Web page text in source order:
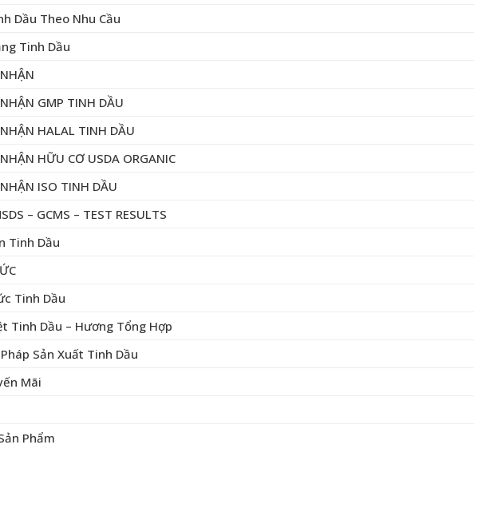
Dầu Theo Nhu Cầu
Tinh Dầu
GMP TINH DẦU
HALAL TINH DẦU
HỮU CƠ USDA ORGANIC
ISO TINH DẦU
– GCMS – TEST RESULTS
Tinh Dầu
Tinh Dầu
Tinh Dầu – Hương Tổng Hợp
Sản Xuất Tinh Dầu
Mãi
Phẩm